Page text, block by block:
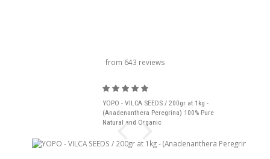
from 643 reviews
YOPO - VILCA SEEDS / 200gr at 1kg -
(Anadenanthera Peregrina) 100% Pure
Natural and Organic